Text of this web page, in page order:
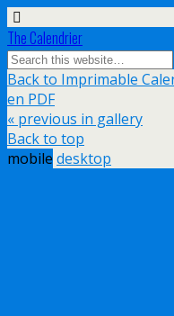
The Calendrier
Back to Imprimable
en PDF
« previous in gallery
Back to top
mobile desktop